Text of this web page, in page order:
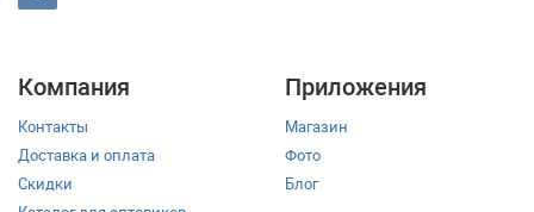
Компания
Контакты
Доставка и оплата
Скидки
Приложения
Магазин
Фото
Блог